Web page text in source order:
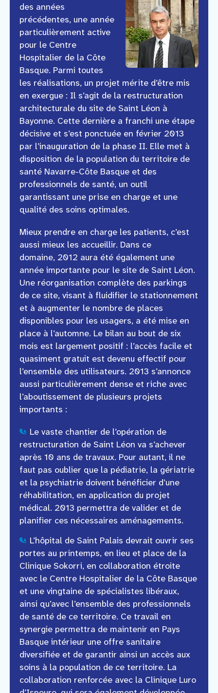
des années
précédentes, une année
particulièrement active
pour le Centre
Hospitalier de la Côte
Basque. Parmi toutes
les réalisations, un projet mérite d’être mis
en exergue : Il s’agit de la restructuration
architecturale du site de Saint Léon à
Bayonne. Cette dernière a franchi une étape
décisive et s’est ponctuée en février 2013
par l’inauguration de la phase II. Elle met à
disposition de la population du territoire de
santé Navarre-Côte Basque et des
professionnels de santé, un outil
garantissant une prise en charge et une
qualité des soins optimales.
Mieux prendre en charge les patients, c’est
aussi mieux les accueillir. Dans ce
domaine, 2012 aura été également une
année importante pour le site de Saint Léon.
Une réorganisation complète des parkings
de ce site, visant à fluidifier le stationnement
et à augmenter le nombre de places
disponibles pour les usagers, a été mise en
place à l’automne. Le bilan au bout de six
mois est largement positif : l’accès facile et
quasiment gratuit est devenu effectif pour
l’ensemble des utilisateurs. 2013 s’annonce
aussi particulièrement dense et riche avec
l’aboutissement de plusieurs projets
importants :
Le vaste chantier de l’opération de
restructuration de Saint Léon va s’achever
après 10 ans de travaux. Pour autant, il ne
faut pas oublier que la pédiatrie, la gériatrie
et la psychiatrie doivent bénéficier d’une
réhabilitation, en application du projet
médical. 2013 permettra de valider et de
planifier ces nécessaires aménagements.
L’hôpital de Saint Palais devrait ouvrir ses
portes au printemps, en lieu et place de la
Clinique Sokorri, en collaboration étroite
avec le Centre Hospitalier de la Côte Basque
et une vingtaine de spécialistes libéraux,
ainsi qu’avec l’ensemble des professionnels
de santé de ce territoire. Ce travail en
synergie permettra de maintenir en Pays
Basque intérieur une offre sanitaire
diversifiée et de garantir ainsi un accès aux
soins à la population de ce territoire. La
collaboration renforcée avec la Clinique Luro